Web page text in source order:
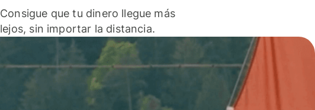
Consigue que tu dinero llegue más
lejos, sin importar la distancia.